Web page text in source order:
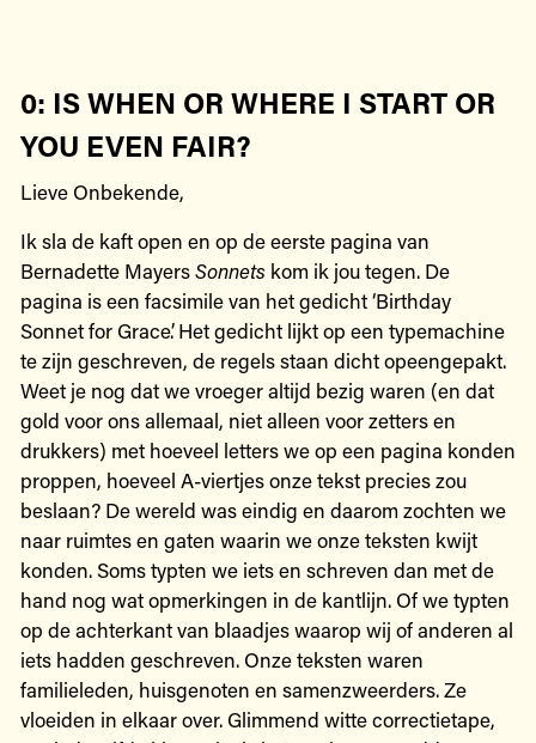
0: IS WHEN OR WHERE I START OR
YOU EVEN FAIR?
Lieve Onbekende,
Ik sla de kaft open en op de eerste pagina van
Bernadette MayersSonnets kom ik jou tegen. De
pagina is een facsimile van het gedicht ‘Birthday
Sonnet for Grace’. Het gedicht lijkt op een typemachine
te zijn geschreven, de regels staan dicht opeengepakt.
Weet je nog dat we vroeger altijd bezig waren (en dat
gold voor ons allemaal, niet alleen voor zetters en
drukkers) met hoeveel letters we op een pagina konden
proppen, hoeveel A-viertjes onze tekst precies zou
beslaan? De wereld was eindig en daarom zochten we
naar ruimtes en gaten waarin we onze teksten kwijt
konden. Soms typten we iets en schreven dan met de
hand nog wat opmerkingen in de kantlijn. Of we typten
op de achterkant van blaadjes waarop wij of anderen al
iets hadden geschreven. Onze teksten waren
familieleden, huisgenoten en samenzweerders. Ze
vloeiden in elkaar over. Glimmend witte correctietape,